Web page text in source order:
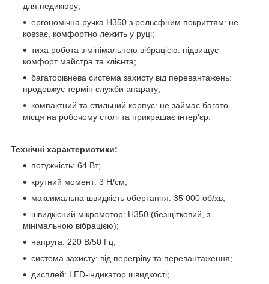
для педикюру;
ергономічна ручка H350 з рельєфним покриттям: не
ковзає, комфортно лежить у руці;
тиха робота з мінімальною вібрацією: підвищує
комфорт майстра та клієнта;
багаторівнева система захисту від перевантажень:
продовжує термін служби апарату;
компактний та стильний корпус: не займає багато
місця на робочому столі та прикрашає інтер'єр.
Технічні характеристики:
потужність: 64 Вт;
крутний момент: 3 Н/см;
максимальна швидкість обертання: 35 000 об/хв;
швидкісний мікромотор: H350 (безщітковий, з
мінімальною вібрацією);
напруга: 220 В/50 Гц;
система захисту: від перегріву та перевантаження;
дисплей: LED-індикатор швидкості;